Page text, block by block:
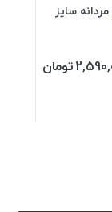
سایز
تومان